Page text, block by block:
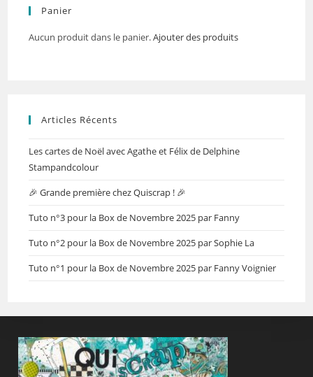
Panier
Aucun produit dans le panier.Ajouter des produits
Articles Récents
Les cartes de Noël avec Agathe et Félix de Delphine
Stampandcolour
🎉 Grande première chez Quiscrap ! 🎉
Tuto n°3 pour la Box de Novembre 2025 par Fanny
Tuto n°2 pour la Box de Novembre 2025 par Sophie La
Tuto n°1 pour la Box de Novembre 2025 par Fanny Voignier